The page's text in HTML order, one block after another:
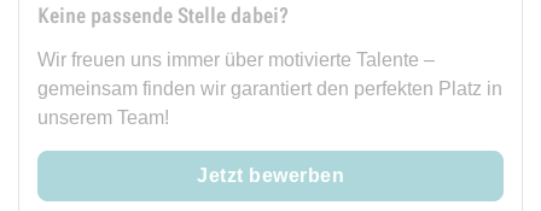
Keine passende Stelle dabei?
Wir freuen uns immer über motivierte Talente –
gemeinsam finden wir garantiert den perfekten Platz in
unserem Team!
Jetzt bewerben